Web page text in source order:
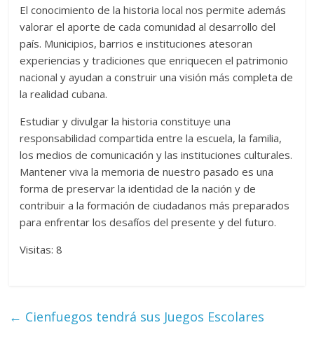
El conocimiento de la historia local nos permite además
valorar el aporte de cada comunidad al desarrollo del
país. Municipios, barrios e instituciones atesoran
experiencias y tradiciones que enriquecen el patrimonio
nacional y ayudan a construir una visión más completa de
la realidad cubana.
Estudiar y divulgar la historia constituye una
responsabilidad compartida entre la escuela, la familia,
los medios de comunicación y las instituciones culturales.
Mantener viva la memoria de nuestro pasado es una
forma de preservar la identidad de la nación y de
contribuir a la formación de ciudadanos más preparados
para enfrentar los desafíos del presente y del futuro.
Visitas: 8
← Cienfuegos tendrá sus Juegos Escolares